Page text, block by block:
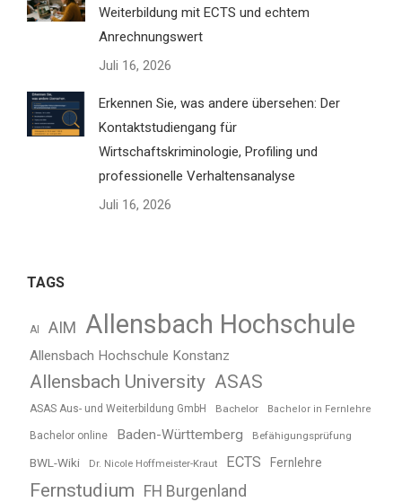
Weiterbildung mit ECTS und echtem
Anrechnungswert
Juli 16, 2026
Erkennen Sie, was andere übersehen: Der
Kontaktstudiengang für
Wirtschaftskriminologie, Profiling und
professionelle Verhaltensanalyse
Juli 16, 2026
TAGS
AI AIM Allensbach Hochschule
Allensbach Hochschule Konstanz
Allensbach University ASAS
ASAS Aus- und Weiterbildung GmbH Bachelor Bachelor in Fernlehre
Bachelor online Baden-Württemberg Befähigungsprüfung
BWL-Wiki Dr. Nicole Hoffmeister-Kraut ECTS Fernlehre
Fernstudium
FH Burgenland